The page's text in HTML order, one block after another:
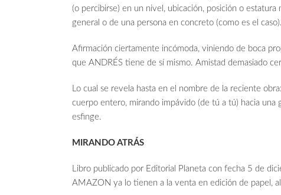
(o percibirse) en un nivel, ubicación, posición o
general o de una persona en concreto (como es el caso).
Afirmación ciertamente incómoda, viniendo de boca
que ANDRÉS tiene de sí mismo. Amistad demasiado
Lo cual se revela hasta en el nombre de la reciente
cuerpo entero, mirando impávido (de tú a tú) hacia
esfinge.
MIRANDO ATRÁS
Libro publicado por Editorial Planeta con fecha 5 de
AMAZON ya lo tienen a la venta en edición de papel,